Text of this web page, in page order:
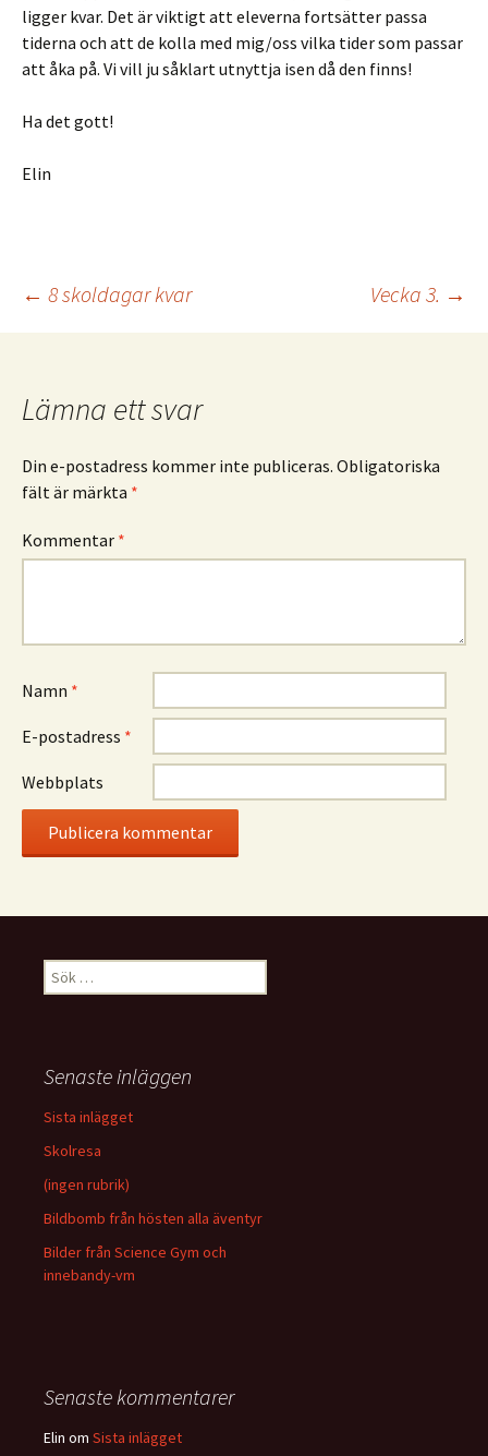
ligger kvar. Det är viktigt att eleverna fortsätter passa
tiderna och att de kolla med mig/oss vilka tider som passar
att åka på. Vi vill ju såklart utnyttja isen då den finns!
Ha det gott!
Elin
Inläggsnavigering
← 8 skoldagar kvar Vecka 3. →
Lämna ett svar
Din e-postadress kommer inte publiceras. Obligatoriska
fält är märkta *
Kommentar *
Namn *
E-postadress *
Webbplats
Sök
efter:
Senaste inläggen
Sista inlägget
Skolresa
(ingen rubrik)
Bildbomb från hösten alla äventyr
Bilder från Science Gym och
innebandy-vm
Senaste kommentarer
Elin om Sista inlägget